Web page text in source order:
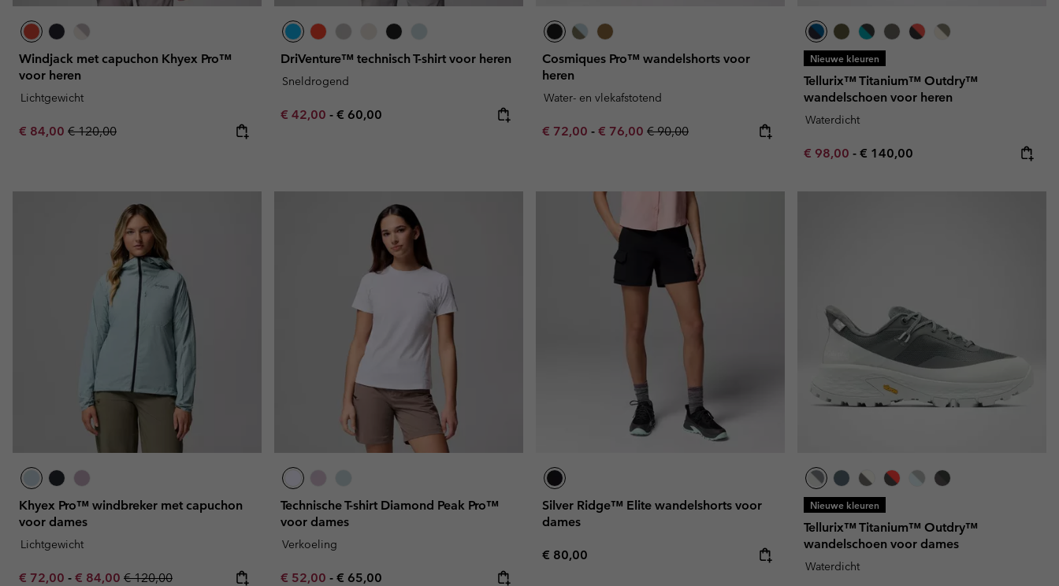
Windjack met capuchon Khyex Pro™
voor heren
Lichtgewicht
Sale price:
€ 84,00 Regular price:
€ 120,00
DriVenture™ technisch T-shirt voor heren
Sneldrogend
Minimum sale price:
€ 42,00 - Maximum price:
€ 60,00
Cosmiques Pro™ wandelshorts voor
heren
Water- en vlekafstotend
Minimum sale price:
€ 72,00 - Maximum sale price:
€ 76,00 Regular price:
€ 90,00
Nieuwe kleuren
Tellurix™ Titanium™ Outdry™
wandelschoen voor heren
Waterdicht
Minimum sale price:
€ 98,00 - Maximum price:
€ 140,00
Khyex Pro™ windbreker met capuchon
voor dames
Lichtgewicht
Minimum sale price:
€ 72,00 - Maximum sale price:
€ 84,00 Regular price:
€ 120,00
Technische T-shirt Diamond Peak Pro™
voor dames
Verkoeling
Minimum sale price:
€ 52,00 - Maximum price:
€ 65,00
Silver Ridge™ Elite wandelshorts voor
dames
Regular price:
€ 80,00
Nieuwe kleuren
Tellurix™ Titanium™ Outdry™
wandelschoen voor dames
Waterdicht